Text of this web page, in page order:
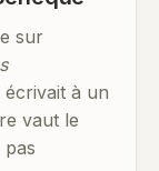
sur
à un
vaut le